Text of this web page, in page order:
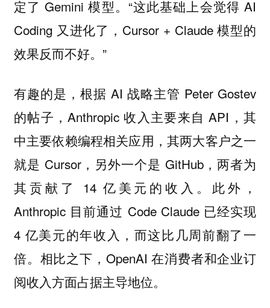
定了 Gemini 模型。“这此基础上会觉得 AI
Coding 又进化了，Cursor + Claude 模型的
效果反而不好。”
有趣的是，根据 AI 战略主管 Peter Gostev
的帖子，Anthropic 收入主要来自 API，其
中主要依赖编程相关应用，其两大客户之一
就是 Cursor，另外一个是 GitHub，两者为
其贡献了 14 亿美元的收入。此外，
Anthropic 目前通过 Code Claude 已经实现
4 亿美元的年收入，而这比几周前翻了一
倍。相比之下，OpenAI 在消费者和企业订
阅收入方面占据主导地位。